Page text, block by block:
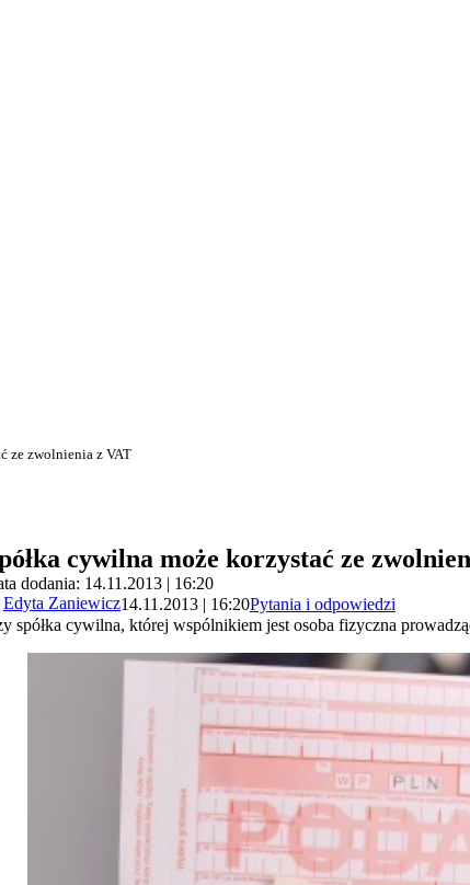
do serwisu
ze zwolnienia z VAT
cywilna może korzystać ze
dodania: 14.11.2013 | 16:20
Edyta Zaniewicz14.11.2013 | 16:20Pytania i odpowiedzi
spółka cywilna, której wspólnikiem jest osoba fizyczna